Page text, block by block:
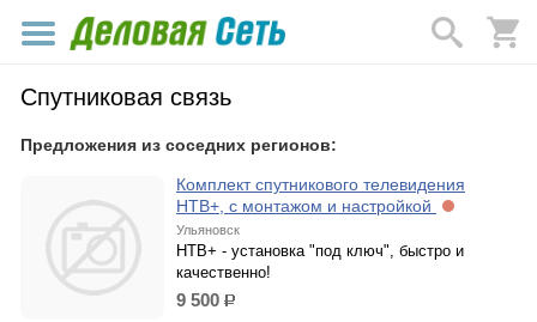
Спутниковая связь
Предложения из соседних регионов:
Комплект спутникового телевидения
НТВ+, с монтажом и настройкой
Ульяновск
НТВ+ - установка "под ключ", быстро и
качественно!
9 500 р.